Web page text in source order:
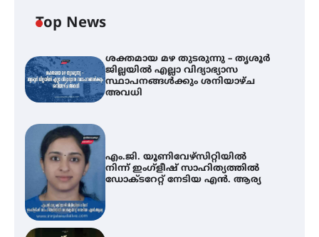
Top News
ശക്തമായ മഴ തുടരുന്നു – തൃശൂർ
ജില്ലയിൽ എല്ലാ വിദ്യാഭ്യാസ
സ്ഥാപനങ്ങൾക്കും ശനിയാഴ്ച
അവധി
എം.ജി. യൂണിവേഴ്‌സിറ്റിയിൽ
നിന്ന് ഇംഗ്ളീഷ് സാഹിത്യത്തിൽ
ഡോക്ടറേറ്റ് നേടിയ എൻ. ആര്യ